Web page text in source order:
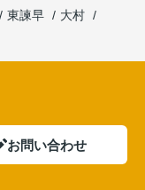
東諫早
大村
お問い合わせ